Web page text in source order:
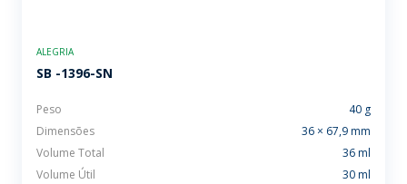
ALEGRIA
SB -1396-SN
Peso
40 g
Dimensões
36 × 67,9 mm
Volume Total
36 ml
Volume Útil
30 ml